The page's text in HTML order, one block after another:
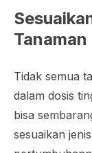
Tanaman
Tidak semua
dalam dosis
bisa
sesuaikan